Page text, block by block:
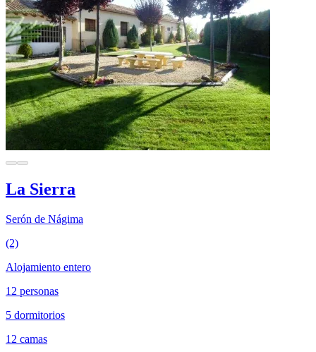
La Sierra
Serón de Nágima
(2)
Alojamiento entero
12 personas
5 dormitorios
12 camas